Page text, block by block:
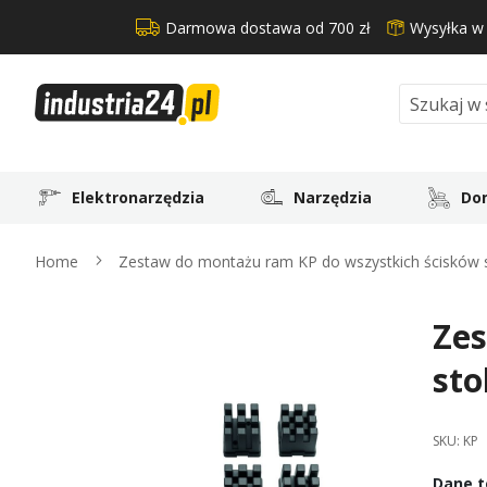
Darmowa dostawa od 700 zł Wysyłka
Search
Elektronarzędzia Narzędzia
Home Zestaw do montażu ram KP do wszystkich ścisków
SKU: KP